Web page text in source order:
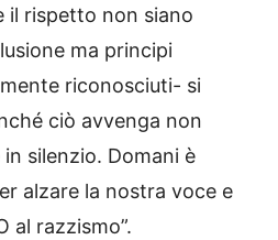
il rispetto non siano
ma principi
riconosciuti- si
ciò avvenga non
silenzio. Domani è
alzare la nostra voce e
al razzismo”.